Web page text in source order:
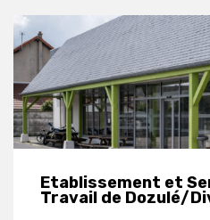
Etablissement et
Travail de Dozulé/